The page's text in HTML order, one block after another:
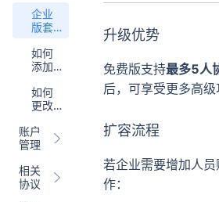
如何
处理
企业
版套
见问
题
如何
添加
成员
如何
更改
角色
账户
管理
相关
协议
升级优势
免费版支持最多5人
后，可享受更多高级
扩容流程
若企业需要增加人
作：